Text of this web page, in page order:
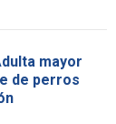
mayor
de perros